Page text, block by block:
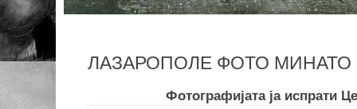
ЛАЗАРОПОЛЕ ФОТО МИНАТО
Фотографијата ја испрати